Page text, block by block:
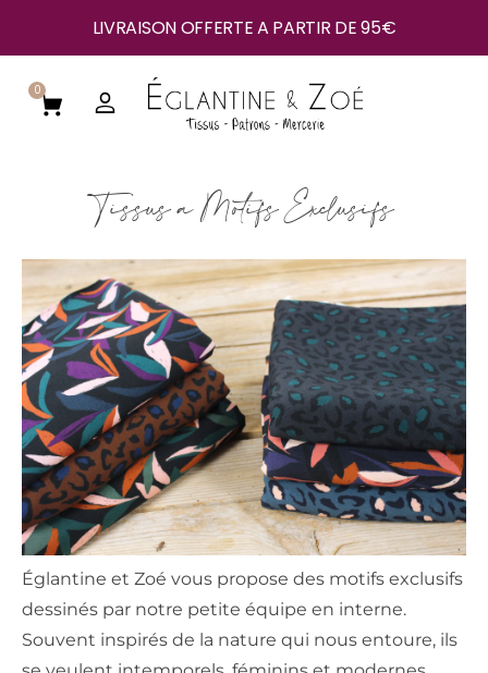
LIVRAISON OFFERTE A PARTIR DE 95€
0
Tissus à Motifs Exclusifs
Églantine et Zoé vous propose des motifs exclusifs
dessinés par notre petite équipe en interne.
Souvent inspirés de la nature qui nous entoure, ils